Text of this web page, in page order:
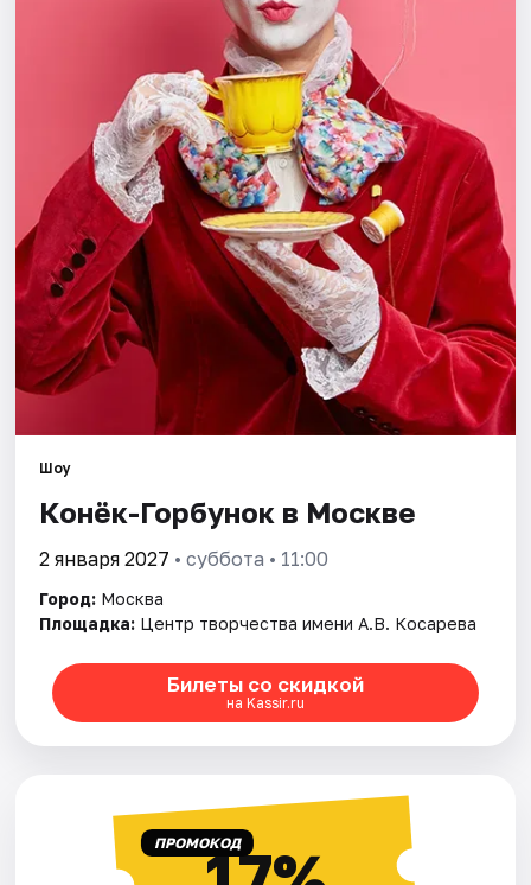
Площадки
Артисты
Рейтинги
Шоу
Конёк-Горбунок в Москве
2 января 2027 • суббота • 11:00
Город: Москва
Площадка: Центр творчества имени А.В. Косарева
Билеты со скидкой
на Kassir.ru
ПРОМОКОД